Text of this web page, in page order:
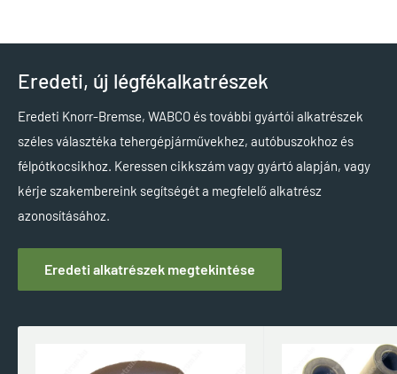
Eredeti, új légfékalkatrészek
Eredeti Knorr-Bremse, WABCO és további gyártói alkatrészek
széles választéka tehergépjárművekhez, autóbuszokhoz és
félpótkocsikhoz. Keressen cikkszám vagy gyártó alapján, vagy
kérje szakembereink segítségét a megfelelő alkatrész
azonosításához.
Eredeti alkatrészek megtekintése